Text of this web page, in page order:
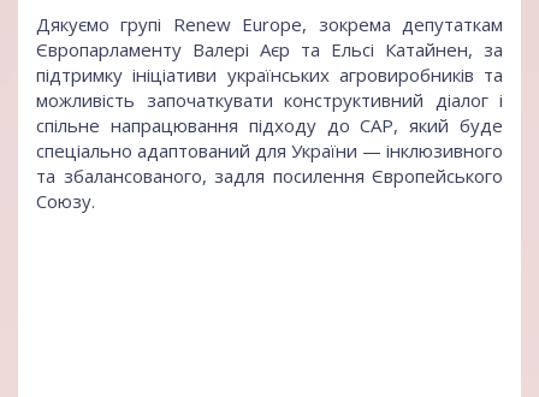
Дякуємо групі Renew Europe, зокрема депутаткам
Європарламенту Валері Аєр та Ельсі Катайнен, за
підтримку ініціативи українських агровиробників та
можливість започаткувати конструктивний діалог і
спільне напрацювання підходу до CAP, який буде
спеціально адаптований для України — інклюзивного
та збалансованого, задля посилення Європейського
Союзу.